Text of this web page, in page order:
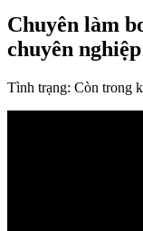
Chuyên làm
chuyên nghiệp
Tình trạng: Còn trong